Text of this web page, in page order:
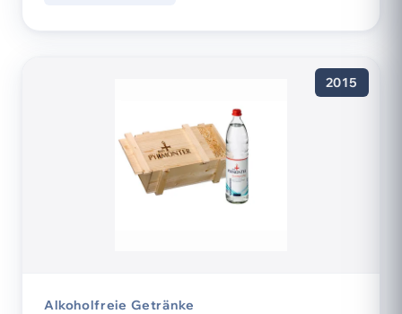
2015
Alkoholfreie Getränke